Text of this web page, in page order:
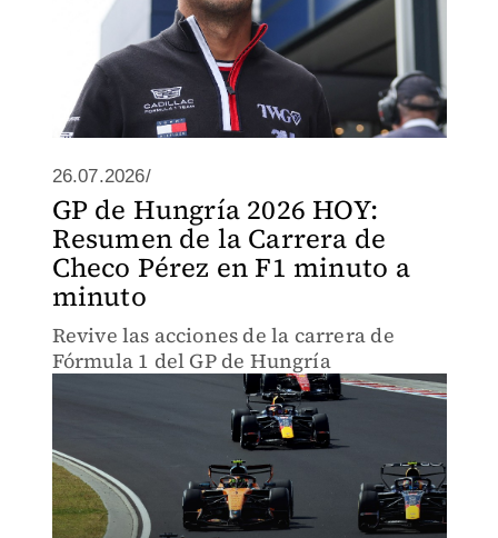
26.07.2026/
GP de Hungría 2026 HOY:
Resumen de la Carrera de
Checo Pérez en F1 minuto a
minuto
Revive las acciones de la carrera de
Fórmula 1 del GP de Hungría